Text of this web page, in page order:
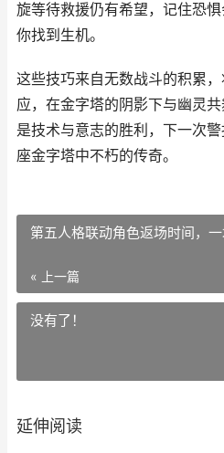
旋等待救援仍有希望，记住恐
你找到生机。
这些技巧来自无数战斗的积累
应，在金字塔的阴影下与幽灵
是技术与意志的胜利，下一次
座金字塔中不朽的传奇。
第五人格联动角色返场时间，
« 上一篇
没有了！
延伸阅读